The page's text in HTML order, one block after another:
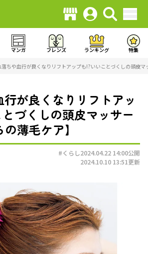
マンガ フレンズ ランキング 特集
落ちや血行が良くなりリフトアップも!?いいことづくしの頭皮
が良くなりリフトアッ
づくしの頭皮マッサー
薄毛ケア】
#くらし2024.04.22 14:00公開
2024.10.10 13:51更新